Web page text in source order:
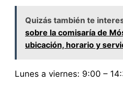
Quizás también te
sobre la comisaría de
ubicación, horario y
Lunes a viernes: 9:00 –